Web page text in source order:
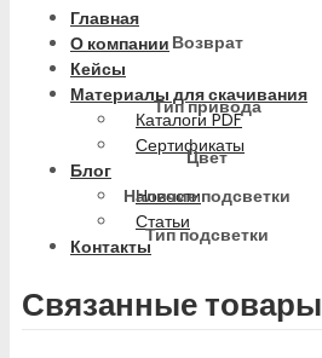
Главная
О компании
Кейсы
Материалы для скачивания
Каталоги PDF
Сертификаты
Блог
Новости
Статьи
Контакты
Возврат
Тип привода
Цвет
Наличие подсветки
Тип подсветки
Связанные товары